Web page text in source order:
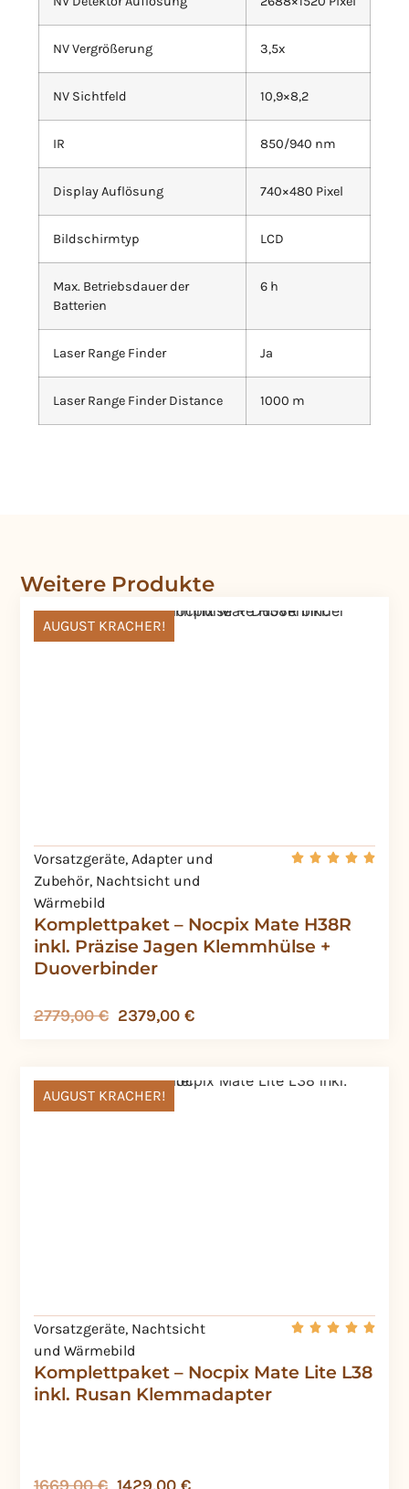
NV Vergrößerung 3,5x
NV Sichtfeld 10,9×8,2
IR 850/940 nm
Display Auflösung 740×480 Pixel
Bildschirmtyp LCD
Max. Betriebsdauer der
Batterien
6 h
Laser Range Finder Ja
Laser Range Finder Distance 1000 m
Weitere Produkte
Komplettpaket – Nocpix Mate H38R
inkl. Präzise Jagen Klemmhülse +
Duoverbinder
AUGUST KRACHER!
Vorsatzgeräte, Adapter und
Zubehör, Nachtsicht und
Wärmebild
2779,00€ 2379,00 €
Komplettpaket – Nocpix Mate Lite L38
inkl. Rusan Klemmadapter
AUGUST KRACHER!
Vorsatzgeräte, Nachtsicht
und Wärmebild